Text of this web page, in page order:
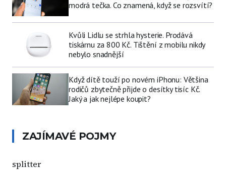
modrá tečka. Co znamená, když se rozsvítí?
Kvůli Lidlu se strhla hysterie. Prodává
tiskárnu za 800 Kč. Tištění z mobilu nikdy
nebylo snadnější
Když dítě touží po novém iPhonu: Většina
rodičů zbytečně přijde o desítky tisíc Kč.
Jaký a jak nejlépe koupit?
ZAJÍMAVÉ POJMY
splitter